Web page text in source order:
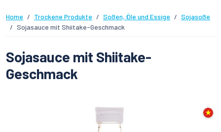
Home Trockene Produkte Soßen, Öle und Essige
Sojasoße
Sojasauce mit Shiitake-Geschmack
Sojasauce mit Shiitake-
Geschmack